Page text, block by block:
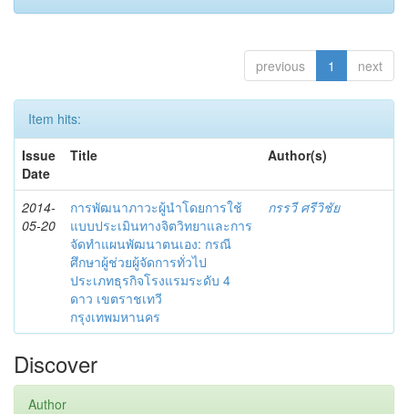
previous 1 next
Item hits:
Issue
Date
Title Author(s)
2014-
05-20
การพัฒนาภาวะผู้นำโดยการใช้
แบบประเมินทางจิตวิทยาและการ
จัดทำแผนพัฒนาตนเอง: กรณี
ศึกษาผู้ช่วยผู้จัดการทั่วไป
ประเภทธุรกิจโรงแรมระดับ 4
ดาว เขตราชเทวี
กรุงเทพมหานคร
กรรวี ศรีวิชัย
Discover
Author